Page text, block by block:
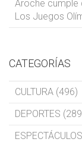
Aroche cumple
Los Juegos
CATEGORÍAS
CULTURA (496)
DEPORTES